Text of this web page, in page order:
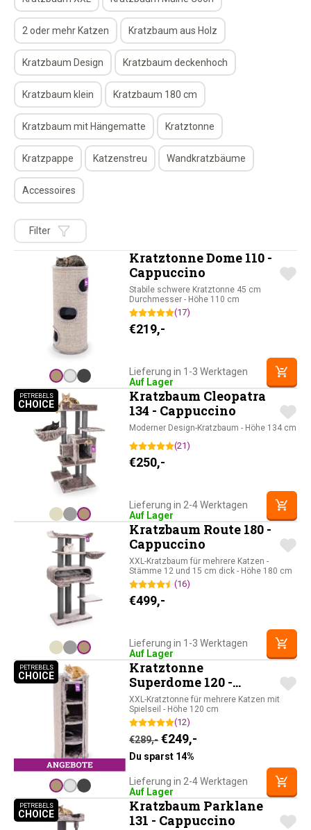
2 oder mehr Katzen Kratzbaum aus Holz
Kratzbaum Design Kratzbaum deckenhoch
Kratzbaum klein Kratzbaum 180 cm
Kratzbaum mit Hängematte Kratztonne
Kratzpappe Katzenstreu Wandkratzbäume
Accessoires
Filter
Kratztonne Dome 110 -
Cappuccino
Stabile schwere Kratztonne 45 cm
Durchmesser - Höhe 110 cm
(17)
€219,-
Lieferung in 1-3 Werktagen
Auf Lager
PETREBELS
CHOICEPETREBELS CHOICE
Kratzbaum Cleopatra
134 - Cappuccino
Moderner Design-Kratzbaum - Höhe 134 cm
(21)
€250,-
Lieferung in 2-4 Werktagen
Auf Lager
Kratzbaum Route 180 -
Cappuccino
XXL-Kratzbaum für mehrere Katzen -
Stämme 12 und 15 cm dick - Höhe 180 cm
(16)
€499,-
Lieferung in 1-3 Werktagen
Auf Lager
PETREBELS
CHOICEPETREBELS CHOICE
Kratztonne
Superdome 120 -
Cappuccino
XXL-Kratztonne für mehrere Katzen mit
Spielseil - Höhe 120 cm
(12)
€289,- Ursprünglicher Preis war:
€249,-
Du sparst 14%
Lieferung in 2-4 Werktagen
Auf Lager
PETREBELS
CHOICEPETREBELS CHOICE
Kratzbaum Parklane
131 - Cappuccino